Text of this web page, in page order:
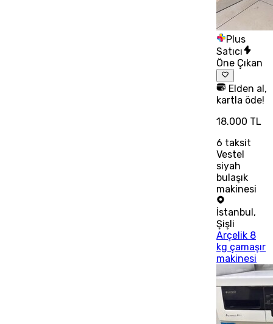
Plus
Satıcı
Öne Çıkan
Elden al,
kartla öde!
18.000 TL
6 taksit
Vestel
siyah
bulaşık
makinesi
İstanbul ,
Şişli
Arçelik 8
kg çamaşır
makinesi